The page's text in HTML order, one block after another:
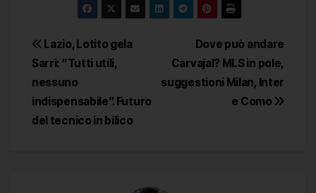
Navigazione
articoli
Dove può andare
Carvajal? MLS in pole,
suggestioni Milan, Inter
e Como
Lazio, Lotito gela
Sarri: “Tutti utili,
nessuno
indispensabile”. Futuro
del tecnico in bilico